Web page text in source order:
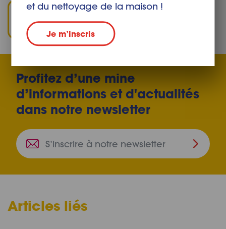
Partage
Profitez d’une mine
d’informations et d'actualités
dans notre newsletter
à
Articles liés
et du nettoyage de la maison !
Je m’inscris